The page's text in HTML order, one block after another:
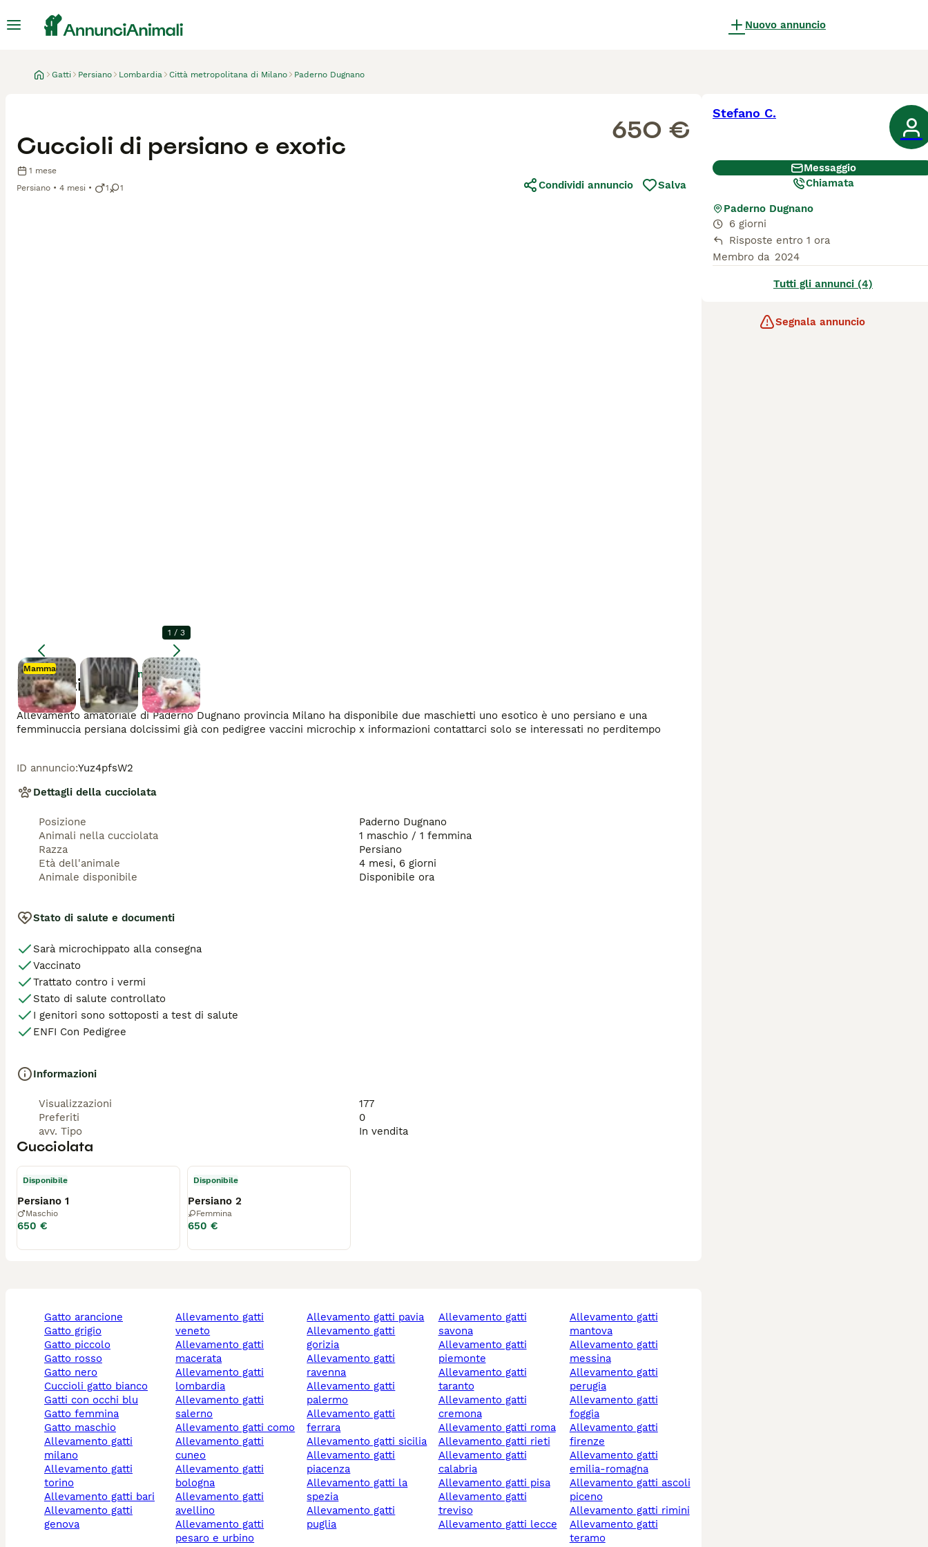
Nuovo annuncio
Gatti Persiano Lombardia Città metropolitana di Milano Paderno Dugnano
Mamma
Ingrandire
1 / 3
Mamma
Cuccioli di persiano e exotic
1 mese
Persiano
4 mesi 1 1
650 €
Condividi annuncio Salva
Descrizione
Allevamento amatoriale di Paderno Dugnano provincia Milano ha disponibile due maschietti uno esotico è uno persiano e una
ID annuncio:Yuz4pfsW2
Dettagli della cucciolata
Posizione
Paderno Dugnano
Animali nella cucciolata
1 maschio / 1 femmina
Razza
Persiano
Età dell'animale
4 mesi, 6 giorni
Animale disponibile
Disponibile ora
Stato di salute e documenti
Sarà microchippato alla consegna
Vaccinato
Trattato contro i vermi
Stato di salute controllato
I genitori sono sottoposti a test di salute
ENFI Con Pedigree
Informazioni
Visualizzazioni
177
Preferiti
0
avv. Tipo
In vendita
Cucciolata
Disponibile
Persiano 1
Maschio
650 €
Disponibile
Persiano 2
Femmina
650 €
gatto arancione
gatto grigio
gatto piccolo
gatto rosso
gatto nero
cuccioli gatto bianco
gatti con occhi blu
gatto femmina
gatto maschio
allevamento gatti
milano
allevamento gatti
torino
allevamento gatti bari
allevamento gatti
genova
allevamento gatti
veneto
allevamento gatti
macerata
allevamento gatti
lombardia
allevamento gatti
salerno
allevamento gatti como
allevamento gatti
cuneo
allevamento gatti
bologna
allevamento gatti
avellino
allevamento gatti
pesaro e urbino
allevamento gatti pavia
allevamento gatti
gorizia
allevamento gatti
ravenna
allevamento gatti
palermo
allevamento gatti
ferrara
allevamento gatti sicilia
allevamento gatti
piacenza
allevamento gatti la
spezia
allevamento gatti
puglia
allevamento gatti
savona
allevamento gatti
piemonte
allevamento gatti
taranto
allevamento gatti
cremona
allevamento gatti roma
allevamento gatti rieti
allevamento gatti
calabria
allevamento gatti pisa
allevamento gatti
treviso
allevamento gatti lecce
allevamento gatti
mantova
allevamento gatti
messina
allevamento gatti
perugia
allevamento gatti
foggia
allevamento gatti
firenze
allevamento gatti
emilia-romagna
allevamento gatti ascoli
piceno
allevamento gatti rimini
allevamento gatti
teramo
Stefano C.
Messaggio
Chiamata
Paderno Dugnano
6 giorni
Risposte entro 1 ora
Membro da 2024
Tutti gli annunci (4)
Segnala annuncio